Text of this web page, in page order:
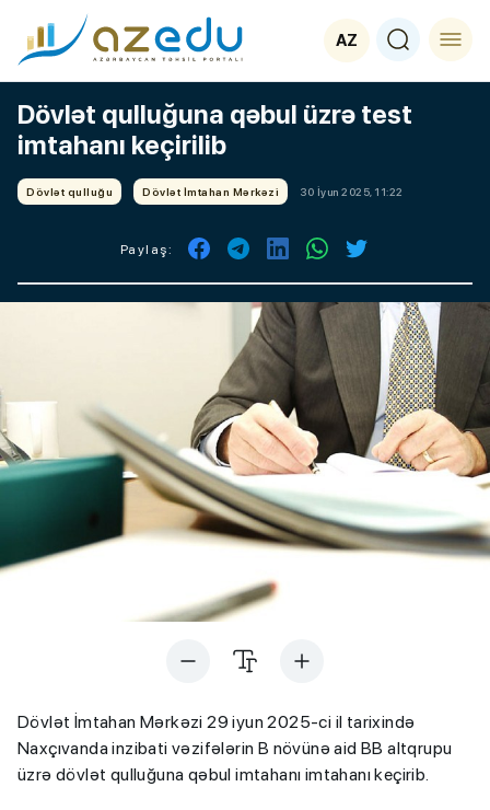
AZ
Dövlət qulluğuna qəbul üzrə test
imtahanı keçirilib
Dövlət qulluğu Dövlət İmtahan Mərkəzi 30 İyun 2025, 11:22
Paylaş:
Dövlət İmtahan Mərkəzi 29 iyun 2025-ci il tarixində
Naxçıvanda inzibati vəzifələrin B növünə aid BB altqrupu
üzrə dövlət qulluğuna qəbul imtahanı imtahanı keçirib.